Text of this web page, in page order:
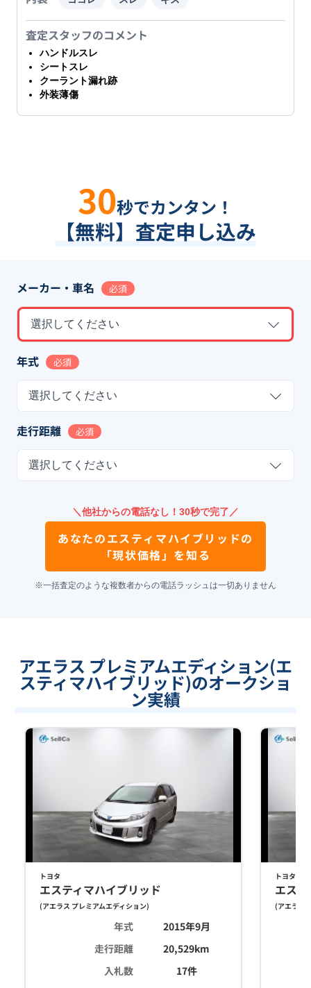
査定スタッフのコメント
ハンドルスレ
シートスレ
クーラント漏れ跡
外装薄傷
30秒でカンタン！
【無料】査定申し込み
メーカー・車名 必須
選択してください
年式 必須
選択してください
走行距離 必須
選択してください
＼他社からの電話なし！30秒で完了／
あなたのエスティマハイブリッドの
「現状価格」を知る
※一括査定のような複数者からの電話ラッシュは一切ありません
アエラス プレミアムエディション(エ
スティマハイブリッド)のオークショ
ン実績
トヨタ
エスティマハイブリッド
(アエラス プレミアムエディション)
年式
2015年9月
走行距離
20,529km
入札数
17件
トヨタ
エス
(アエラス